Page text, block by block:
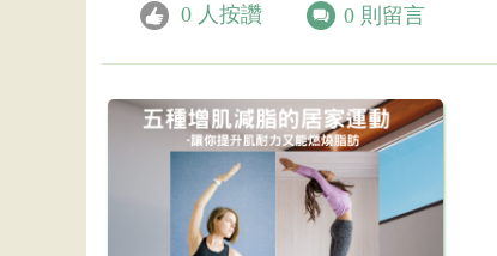
0 人按讚 0 則留言